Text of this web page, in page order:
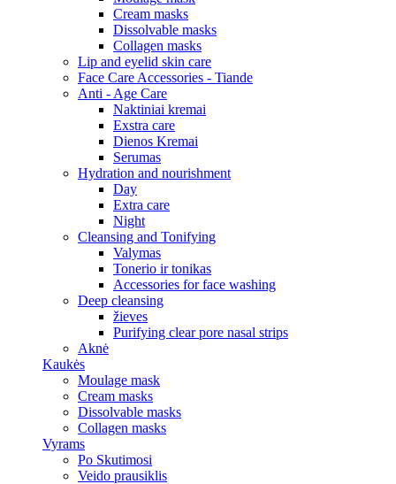
Cream masks
Dissolvable masks
Collagen masks
Lip and eyelid skin care
Face Care Accessories - Tiande
Anti - Age Care
Naktiniai kremai
Exstra care
Dienos Kremai
Serumas
Hydration and nourishment
Day
Extra care
Night
Cleansing and Tonifying
Valymas
Tonerio ir tonikas
Accessories for face washing
Deep cleansing
žieves
Purifying clear pore nasal strips
Aknė
Kaukės
Moulage mask
Cream masks
Dissolvable masks
Collagen masks
Vyrams
Po Skutimosi
Veido prausiklis